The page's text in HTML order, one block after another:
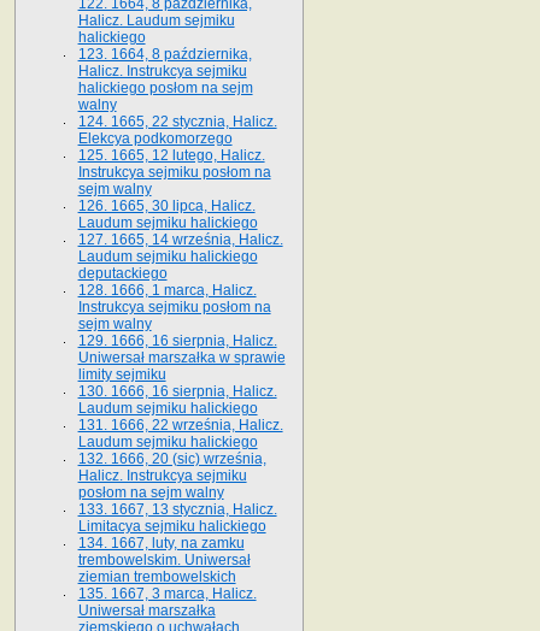
122. 1664, 8 października,
Halicz. Laudum sejmiku
halickiego
123. 1664, 8 października,
Halicz. Instrukcya sejmiku
halickiego posłom na sejm
walny
124. 1665, 22 stycznia, Halicz.
Elekcya podkomorzego
125. 1665, 12 lutego, Halicz.
Instrukcya sejmiku posłom na
sejm walny
126. 1665, 30 lipca, Halicz.
Laudum sejmiku halickiego
127. 1665, 14 września, Halicz.
Laudum sejmiku halickiego
deputackiego
128. 1666, 1 marca, Halicz.
Instrukcya sejmiku posłom na
sejm walny
129. 1666, 16 sierpnia, Halicz.
Uniwersał marszałka w sprawie
limity sejmiku
130. 1666, 16 sierpnia, Halicz.
Laudum sejmiku halickiego
131. 1666, 22 września, Halicz.
Laudum sejmiku halickiego
132. 1666, 20 (sic) września,
Halicz. Instrukcya sejmiku
posłom na sejm walny
133. 1667, 13 stycznia, Halicz.
Limitacya sejmiku halickiego
134. 1667, luty, na zamku
trembowelskim. Uniwersał
ziemian trembowelskich
135. 1667, 3 marca, Halicz.
Uniwersał marszałka
ziemskiego o uchwałach